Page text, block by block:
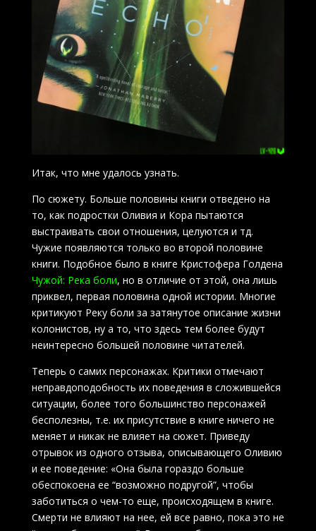
Итак, что мне удалось узнать.
По сюжету. Больше половины книги отведено на
то, как подростки Оливия и Кора пытаются
выстраивать свои отношения, целуются и тд.
Чужие появляются только во второй половине
книги. Подобное было в книге Кристофера Голдена
Чужой: Река боли, но в отличие от этой, она лишь
приквел, первая половина одной истории. Многие
критикуют Реку боли за затянутое описание жизни
колонистов, ну а то, что здесь тем более будут
неинтересно большей половине читателей.
Теперь о самих персонажах. Критики отмечают
неправдоподобность их поведения в сложившейся
ситуации, более того большинство персонажей
бесполезны, т.е. их присутствие в книге ничего не
меняет и никак не влияет на сюжет. Приведу
отрывок из одного отзыва, описывающего Оливию
и ее поведение: «Она была гораздо больше
обеспокоена ее “возможно подругой”, чтобы
заботиться о чем-то еще, происходящем в книге.
Смерти не влияют на нее, ей все равно, пока это не